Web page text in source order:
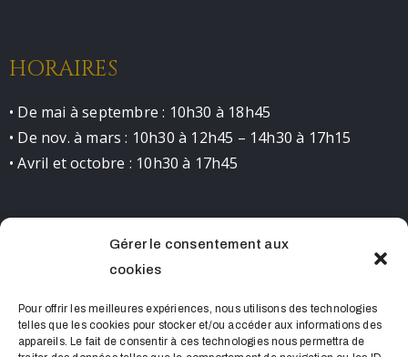
Gérer le consentement aux
cookies
Pour offrir les meilleures expériences, nous utilisons des technologies
telles que les cookies pour stocker et/ou accéder aux informations des
appareils. Le fait de consentir à ces technologies nous permettra de
HORAIRES
• De mai à septembre : 10h30 à 18h45
• De nov. à mars : 10h30 à 12h45 – 14h30 à 17h15
• Avril et octobre : 10h30 à 17h45
CONTACT
0490681523 contact@chateaudelourmarin.com